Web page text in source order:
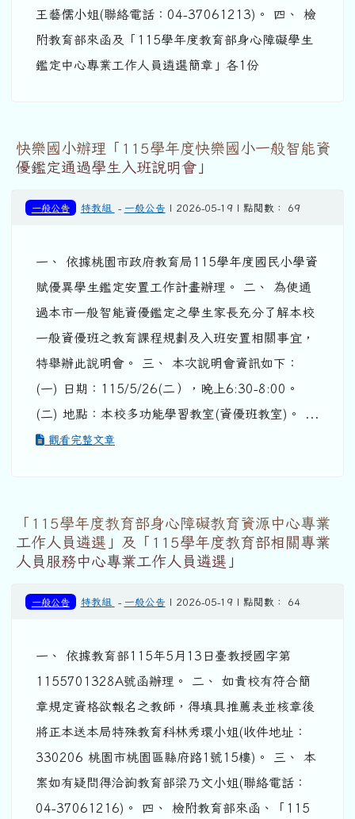
王藝儒小姐(聯絡電話：04-37061213)。 四、 檢
附教育部來函及「115學年度教育部身心障礙學生
鑑定中心專業工作人員遴選簡章」各1份
快樂國小辦理「115學年度快樂國小一般智能資
優鑑定通過學生入班說明會」
一般公告 特教組 - 一般公告 | 2026-05-19 | 點閱數： 69
一、 依據桃園市政府教育局115學年度國民小學資
賦優異學生鑑定安置工作計畫辦理。 二、 為使通
過本市一般智能資優鑑定之學生家長充分了解本校
一般資優班之教育課程規劃及入班安置相關事宜，
特舉辦此說明會。 三、 本次說明會資訊如下：
(一) 日期：115/5/26(二），晚上6:30-8:00。
(二) 地點：本校多功能學習教室(資優班教室)。 ...
觀看完整文章
「115學年度教育部身心障礙教育資源中心專業
工作人員遴選」及「115學年度教育部相關專業
人員服務中心專業工作人員遴選」
一般公告 特教組 - 一般公告 | 2026-05-19 | 點閱數： 64
一、 依據教育部115年5月13日臺教授國字第
1155701328A號函辦理。 二、 如貴校有符合簡
章規定資格欲報名之教師，得填具推薦表並核章後
將正本送本局特殊教育科林秀環小姐(收件地址：
330206 桃園市桃園區縣府路1號15樓)。 三、 本
案如有疑問得洽詢教育部梁乃文小姐(聯絡電話：
04-37061216)。 四、 檢附教育部來函、「115